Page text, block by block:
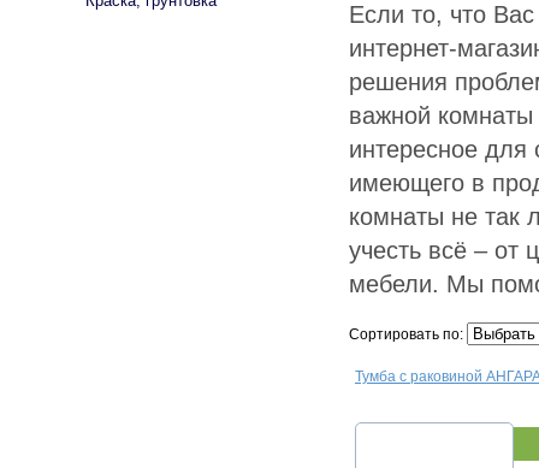
Если то, что
интернет-
решения
важной
интересное для
имеющего в
комнаты не так
учесть всё –
мебели. Мы
Сортировать по:
Тумба с раковиной